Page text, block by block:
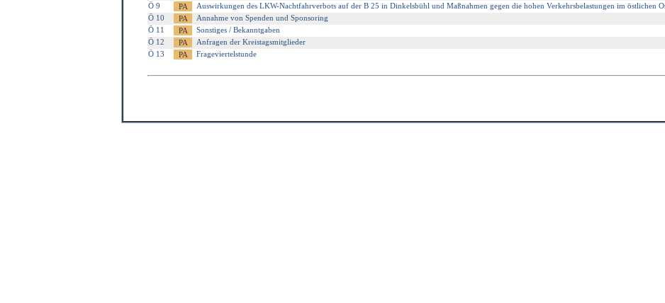
Ö 9
Auswirkungen des LKW-Nachtfahrverbots auf der B 25 in Dinkelsbühl und Maßnahmen gegen die hohen Verkehrsbelastungen im östlichen
Ö 10
Annahme von Spenden und Sponsoring
Ö 11
Sonstiges / Bekanntgaben
Ö 12
Anfragen der Kreistagsmitglieder
Ö 13
Frageviertelstunde